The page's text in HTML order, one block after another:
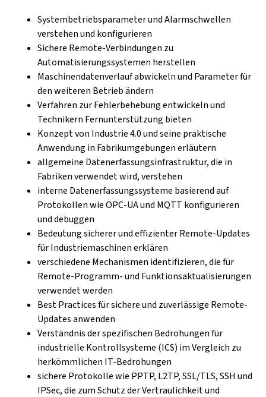
Systembetriebsparameter und Alarmschwellen
verstehen und konfigurieren
Sichere Remote-Verbindungen zu
Automatisierungssystemen herstellen
Maschinendatenverlauf abwickeln und Parameter für
den weiteren Betrieb ändern
Verfahren zur Fehlerbehebung entwickeln und
Technikern Fernunterstützung bieten
Konzept von Industrie 4.0 und seine praktische
Anwendung in Fabrikumgebungen erläutern
allgemeine Datenerfassungsinfrastruktur, die in
Fabriken verwendet wird, verstehen
interne Datenerfassungssysteme basierend auf
Protokollen wie OPC-UA und MQTT konfigurieren
und debuggen
Bedeutung sicherer und effizienter Remote-Updates
für Industriemaschinen erklären
verschiedene Mechanismen identifizieren, die für
Remote-Programm- und Funktionsaktualisierungen
verwendet werden
Best Practices für sichere und zuverlässige Remote-
Updates anwenden
Verständnis der spezifischen Bedrohungen für
industrielle Kontrollsysteme (ICS) im Vergleich zu
herkömmlichen IT-Bedrohungen
sichere Protokolle wie PPTP, L2TP, SSL/TLS, SSH und
IPSec, die zum Schutz der Vertraulichkeit und